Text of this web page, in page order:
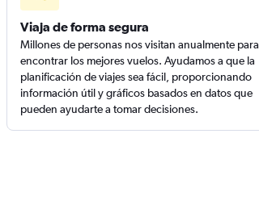
Viaja de forma segura
Millones de personas nos visitan anualmente para
encontrar los mejores vuelos. Ayudamos a que la
planificación de viajes sea fácil, proporcionando
información útil y gráficos basados en datos que
pueden ayudarte a tomar decisiones.